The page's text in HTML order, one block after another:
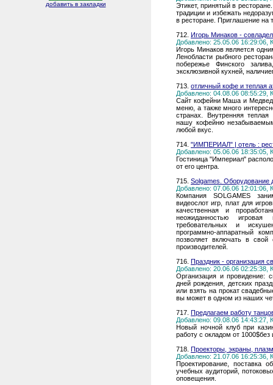
добавить в закладки
Этикет, принятый в
традиции и избежать
в ресторане. Приглашение на
712. Игорь Минаков -
Добавлено: 25.05.06 16:29:06,
Игорь Минаков является
Ленобласти рыбного
побережье Финского
эксклюзивной кухней,
713. отличный кофе и теплая
Добавлено: 04.08.06 08:55:29,
Сайт кофейни Маша и
меню, а также много
странах. Внутренняя
нашу кофейню
любой вкус.
714. "ИМПЕРИАЛ" | отель :
Добавлено: 05.06.06 18:35:05,
Гостиница "Империал"
от его центра.
715. Solgames. Оборудование
Добавлено: 07.06.06 12:01:06,
Компания SOLGAMES
видеослот игр, плат для
качественная и
неожиданностью
требовательных и
программно-аппаратный
позволяет включать в свой
производителей.
716. Праздник - организация
Добавлено: 20.06.06 02:25:38,
Организация и провидение:
дней рождения, детских
или взять на прокат
вы может в одном из наших
717. Предлагаем работу
Добавлено: 09.08.06 14:43:27,
Новый ночной клуб при
работу с окладом от
718. Проекторы, экраны,
Добавлено: 21.07.06 16:25:36,
Проектирование, поставка
учебных аудиторий,
оповещения.